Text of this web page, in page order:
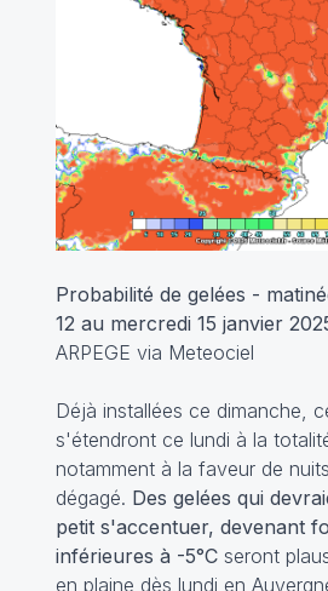
Probabilité de gelées -
12 au mercredi 15 janvier
ARPEGE via Meteociel
Déjà installées ce dimanche,
s'étendront ce lundi à la
notamment à la faveur de
dégagé. Des gelées qui
petit s'accentuer, devenant
inférieures à -5°C seront
en plaine dès lundi en